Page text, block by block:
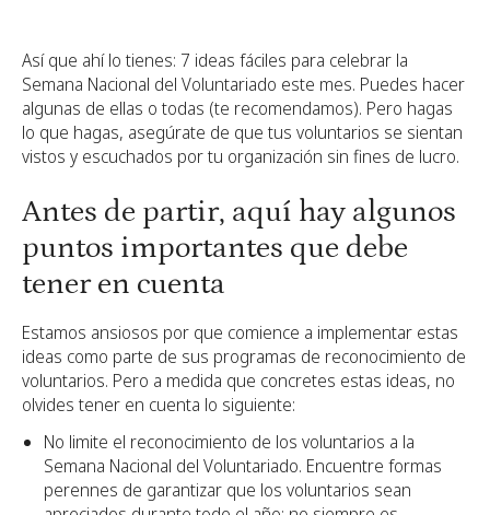
Así que ahí lo tienes: 7 ideas fáciles para celebrar la
Semana Nacional del Voluntariado este mes. Puedes hacer
algunas de ellas o todas (te recomendamos). Pero hagas
lo que hagas, asegúrate de que tus voluntarios se sientan
vistos y escuchados por tu organización sin fines de lucro.
Antes de partir, aquí hay algunos
puntos importantes que debe
tener en cuenta
Estamos ansiosos por que comience a implementar estas
ideas como parte de sus programas de reconocimiento de
voluntarios. Pero a medida que concretes estas ideas, no
olvides tener en cuenta lo siguiente:
No limite el reconocimiento de los voluntarios a la
Semana Nacional del Voluntariado. Encuentre formas
perennes de garantizar que los voluntarios sean